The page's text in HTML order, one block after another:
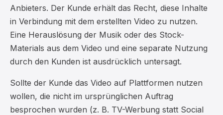
Anbieters. Der Kunde erhält das Recht, diese Inhalte
in Verbindung mit dem erstellten Video zu nutzen.
Eine Herauslösung der Musik oder des Stock-
Materials aus dem Video und eine separate Nutzung
durch den Kunden ist ausdrücklich untersagt.
Sollte der Kunde das Video auf Plattformen nutzen
wollen, die nicht im ursprünglichen Auftrag
besprochen wurden (z. B. TV-Werbung statt Social